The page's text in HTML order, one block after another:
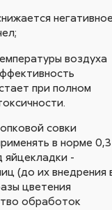
негативное
воздуха
при полном
совки
в норме 0,3
яйцекладки -
(до их внедрения
цветения
обработок